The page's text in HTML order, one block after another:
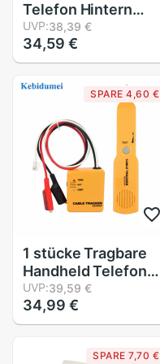
Telefon Hintern
Prüfung Tester
C019 Überprüfen
Linienrichter
Werkzeug Netzwerk
Kabel einstellen
Professionelle
Gerät für Telefon
Linie Fehler
UVP:38,39 €
34,59 €
SPARE 4,60 €
1 stücke Tragbare
Handheld Telefon
Kabel Tracker
Telefon Draht
Detektor RJ11 Linie
Werkzeug Bausatz
UVP:39,59 €
34,99 €
SPARE 7,70 €